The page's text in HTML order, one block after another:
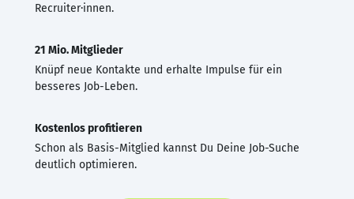
Recruiter·innen.
21 Mio. Mitglieder
Knüpf neue Kontakte und erhalte Impulse für ein
besseres Job-Leben.
Kostenlos profitieren
Schon als Basis-Mitglied kannst Du Deine Job-Suche
deutlich optimieren.